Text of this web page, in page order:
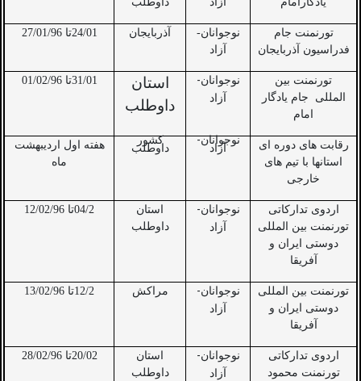
تورنمنت جام
فدراسیون آذربایجان
نوجوانان-
آزاد
آذربایجان 24/01تا 27/01/96
تورنمنت بین
المللی
جام یادگار
امام
نوجوانان-
آزاد
استان
داوطلب
31/01تا 01/02/96
رقابت های دوره ای
استانها با تیم های
خارجی
نوجوانان- آزاد
کشور
داوطلب
هفته اول اردیبهشت
ماه
اردوی تدارکاتی
تورنمنت بین المللی
دوستی ایران و
آفریقا
نوجوانان-
آزاد
استان
داوطلب
04/2تا 12/02/96
تورنمنت بین المللی
دوستی ایران و
آفریقا
نوجوانان-
آزاد
مراکش 12/2تا 13/02/96
اردوی تدارکاتی
تورنمنت محمود
نوجوانان-
آزاد
استان
داوطلب
20/02تا 28/02/96